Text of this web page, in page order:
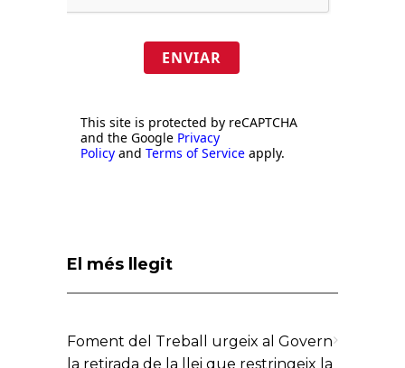
ENVIAR
This site is protected by reCAPTCHA
and the Google Privacy
Policy and Terms of Service apply.
El més llegit
Foment del Treball urgeix al Govern
la retirada de la llei que restringeix la